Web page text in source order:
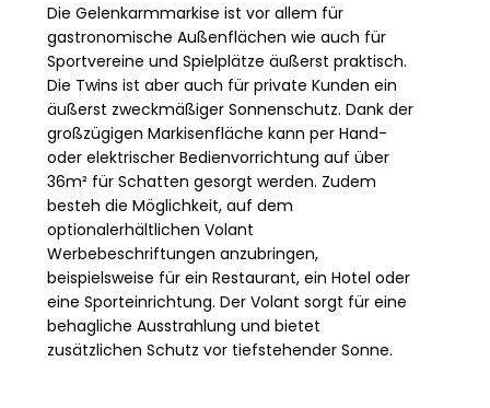
Die Gelenkarmmarkise ist vor allem für
gastronomische Außenflächen wie auch für
Sportvereine und Spielplätze äußerst praktisch.
Die Twins ist aber auch für private Kunden ein
äußerst zweckmäßiger Sonnenschutz. Dank der
großzügigen Markisenfläche kann per Hand-
oder elektrischer Bedienvorrichtung auf über
36m² für Schatten gesorgt werden. Zudem
besteh die Möglichkeit, auf dem
optionalerhältlichen Volant
Werbebeschriftungen anzubringen,
beispielsweise für ein Restaurant, ein Hotel oder
eine Sporteinrichtung. Der Volant sorgt für eine
behagliche Ausstrahlung und bietet
zusätzlichen Schutz vor tiefstehender Sonne.